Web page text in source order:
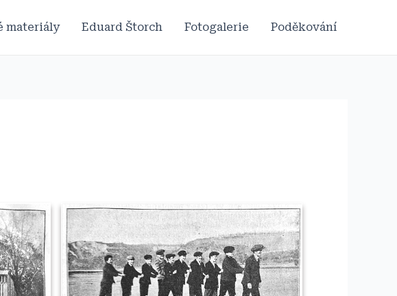
materiály Eduard Štorch Fotogalerie Poděkování